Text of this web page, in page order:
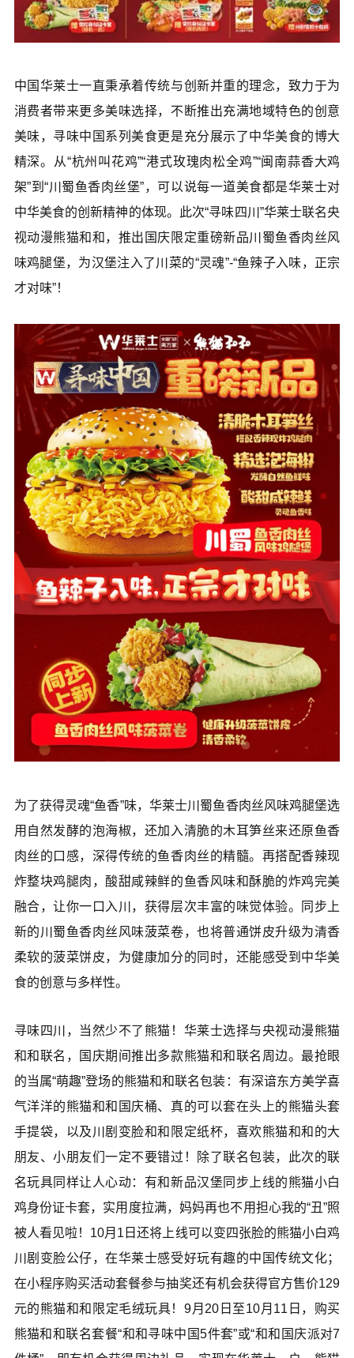
中国华莱士一直秉承着传统与创新并重的理念，致力于为
消费者带来更多美味选择，不断推出充满地域特色的创意
美味，寻味中国系列美食更是充分展示了中华美食的博大
精深。从“杭州叫花鸡”“港式玫瑰肉松全鸡”“闽南蒜香大鸡
架”到“川蜀鱼香肉丝堡”，可以说每一道美食都是华莱士对
中华美食的创新精神的体现。此次“寻味四川”华莱士联名央
视动漫熊猫和和，推出国庆限定重磅新品川蜀鱼香肉丝风
味鸡腿堡，为汉堡注入了川菜的“灵魂”-“鱼辣子入味，正宗
才对味”！
为了获得灵魂“鱼香”味，华莱士川蜀鱼香肉丝风味鸡腿堡选
用自然发酵的泡海椒，还加入清脆的木耳笋丝来还原鱼香
肉丝的口感，深得传统的鱼香肉丝的精髓。再搭配香辣现
炸整块鸡腿肉，酸甜咸辣鲜的鱼香风味和酥脆的炸鸡完美
融合，让你一口入川，获得层次丰富的味觉体验。同步上
新的川蜀鱼香肉丝风味菠菜卷，也将普通饼皮升级为清香
柔软的菠菜饼皮，为健康加分的同时，还能感受到中华美
食的创意与多样性。
寻味四川，当然少不了熊猫！华莱士选择与央视动漫熊猫
和和联名，国庆期间推出多款熊猫和和联名周边。最抢眼
的当属“萌趣”登场的熊猫和和联名包装：有深谙东方美学喜
气洋洋的熊猫和和国庆桶、真的可以套在头上的熊猫头套
手提袋，以及川剧变脸和和限定纸杯，喜欢熊猫和和的大
朋友、小朋友们一定不要错过！除了联名包装，此次的联
名玩具同样让人心动：有和新品汉堡同步上线的熊猫小白
鸡身份证卡套，实用度拉满，妈妈再也不用担心我的“丑”照
被人看见啦！10月1日还将上线可以变四张脸的熊猫小白鸡
川剧变脸公仔，在华莱士感受好玩有趣的中国传统文化；
在小程序购买活动套餐参与抽奖还有机会获得官方售价129
元的熊猫和和限定毛绒玩具！9月20日至10月11日，购买
熊猫和和联名套餐“和和寻味中国5件套”或“和和国庆派对7